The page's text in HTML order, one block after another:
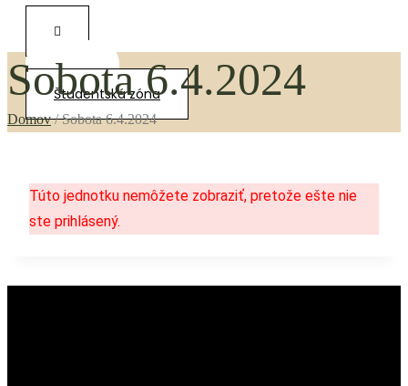
0,00€
Študentská zóna
Sobota 6.4.2024
Domov / Sobota 6.4.2024
Túto jednotku nemôžete zobraziť, pretože ešte nie
ste prihlásený.